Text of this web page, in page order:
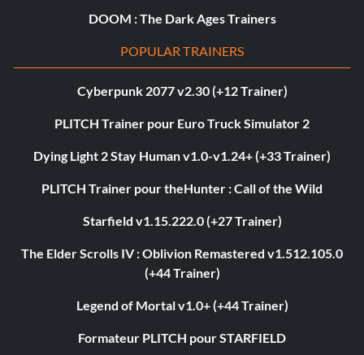
DOOM : The Dark Ages Trainers
POPULAR TRAINERS
Cyberpunk 2077 v2.30 (+12 Trainer)
PLITCH Trainer pour Euro Truck Simulator 2
Dying Light 2 Stay Human v1.0-v1.24+ (+33 Trainer)
PLITCH Trainer pour theHunter : Call of the Wild
Starfield v1.15.222.0 (+27 Trainer)
The Elder Scrolls IV : Oblivion Remastered v1.512.105.0
(+44 Trainer)
Legend of Mortal v1.0+ (+44 Trainer)
Formateur PLITCH pour STARFIELD